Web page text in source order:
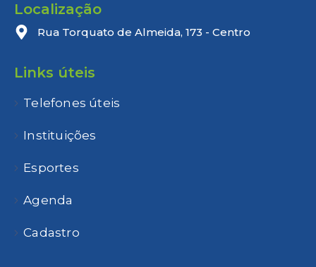
Localização
Rua Torquato de Almeida, 173 - Centro
Links úteis
Telefones úteis
Instituições
Esportes
Agenda
Cadastro